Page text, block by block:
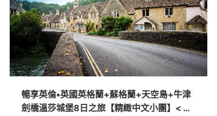
暢享英倫▪英國英格蘭+蘇格蘭+天空島+牛津
劍橋溫莎城堡8日之旅【精緻中文小團】< 倫